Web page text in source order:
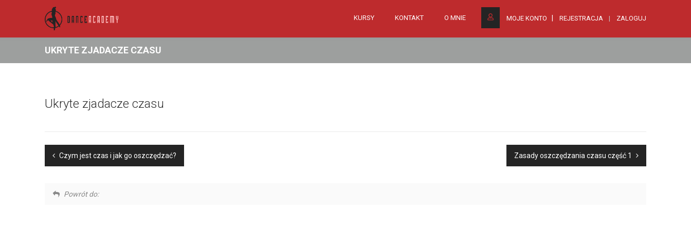
MOJE KONTO REJESTRACJA ZALOGUJ
KURSY KONTAKT O MNIE
UKRYTE ZJADACZE CZASU
Ukryte zjadacze czasu
Czym jest czas i jak go oszczędzać? Zasady oszczędzania czasu część 1
Powrót do: